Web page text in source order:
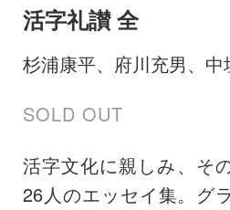
活字礼讃 全
杉浦康平、府川充男、中
SOLD OUT
活字文化に親しみ、そ
26人のエッセイ集。グ